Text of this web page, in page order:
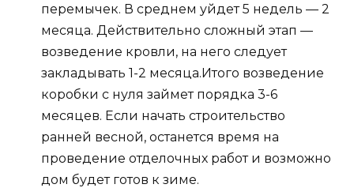
перемычек. В среднем уйдет 5 недель — 2
месяца. Действительно сложный этап —
возведение кровли, на него следует
закладывать 1-2 месяца.Итого возведение
коробки с нуля займет порядка 3-6
месяцев. Если начать строительство
ранней весной, останется время на
проведение отделочных работ и возможно
дом будет готов к зиме.